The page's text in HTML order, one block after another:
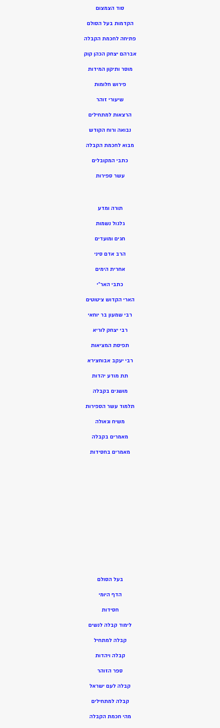
סוד הצמצום
הקדמות בעל הסולם
פתיחה לחכמת הקבלה
אברהם יצחק הכהן קוק
מוסר ותיקון המידות
פירוש חלומות
שיעורי זוהר
הרצאות למתחילים
נבואה ורוח הקודש
מבוא לחכמת הקבלה
כתבי המקובלים
עשר ספירות
תורה ומדע
גלגול נשמות
חגים ומועדים
הרב אדם סיני
אחרית הימים
כתבי האר”י
הארי הקדוש ציטוטים
רבי שמעון בר יוחאי
רבי יצחק לוריא
תפיסת המציאות
רבי יעקב אבוחצירא
תת מודע יהדות
מושגים בקבלה
תלמוד עשר הספירות
משיח וגאולה
מאמרים בקבלה
מאמרים בחסידות
בעל הסולם
הדף היומי
חסידות
לימוד קבלה לנשים
קבלה למתחיל
קבלה ויהדות
ספר הזוהר
קבלה לעם ישראל
קבלה למתחילים
מהי חכמת הקבלה